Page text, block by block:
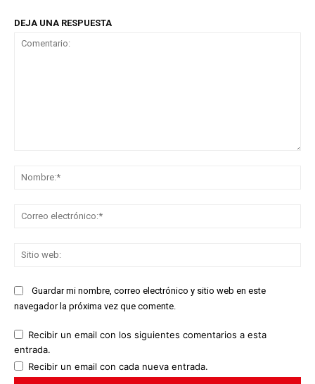
DEJA UNA RESPUESTA
Guardar mi nombre, correo electrónico y sitio web en este
navegador la próxima vez que comente.
Recibir un email con los siguientes comentarios a esta
entrada.
Recibir un email con cada nueva entrada.